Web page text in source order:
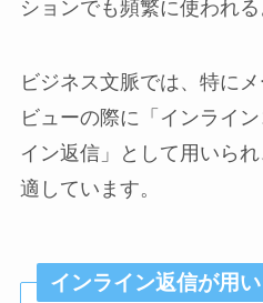
ションでも頻繁に使われる
ビジネス文脈では、特に
ビューの際に「インライ
イン返信」として用いら
適しています。
インライン返信が用